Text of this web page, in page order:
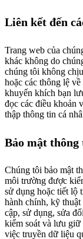
Liên kết đến
Trang web của
khác không do
chúng tôi không
hoặc các thông lệ
khuyến khích bạn
đọc các điều khoản
thập thông tin cá
Bảo mật thông
Chúng tôi bảo mật
môi trường được
sử dụng hoặc tiết lộ
hành chính, kỹ
cập, sử dụng, sửa
kiểm soát và lưu giữ
việc truyền dữ liệu